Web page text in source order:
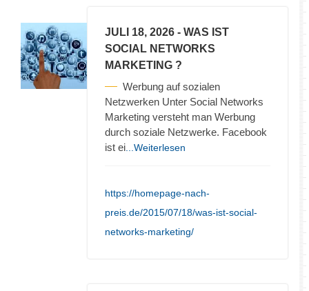
JULI 18, 2026 - WAS IST
SOCIAL NETWORKS
MARKETING ?
Werbung auf sozialen
Netzwerken Unter Social Networks
Marketing versteht man Werbung
durch soziale Netzwerke. Facebook
ist ei ...Weiterlesen
https://homepage-nach-
preis.de/2015/07/18/was-ist-social-
networks-marketing/